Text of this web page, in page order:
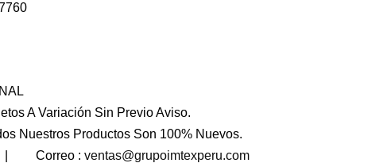
A Variación Sin Previo Aviso.
Nuestros Productos Son 100% Nuevos.
Correo : ventas@grupoimtexperu.com